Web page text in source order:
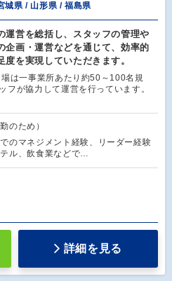
城県 / 山形県 / 福島県
運営を総括し、スタッフの管理や
企画・運営などを通じて、効率的
を実現していただきます。
場は一事業所あたり約50～100名規
フが協力して運営を行っています。
のため）
のマネジメント経験、リーダー経験
テル、飲食業などで…
詳細を見る